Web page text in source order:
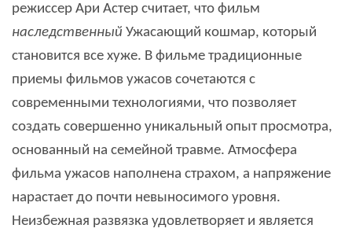
режиссер Ари Астер считает, что фильм
наследственный Ужасающий кошмар, который
становится все хуже. В фильме традиционные
приемы фильмов ужасов сочетаются с
современными технологиями, что позволяет
создать совершенно уникальный опыт просмотра,
основанный на семейной травме. Атмосфера
фильма ужасов наполнена страхом, а напряжение
нарастает до почти невыносимого уровня.
Неизбежная развязка удовлетворяет и является